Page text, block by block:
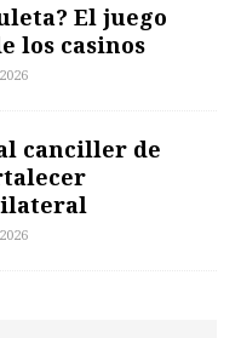
El juego
los casinos
canciller de